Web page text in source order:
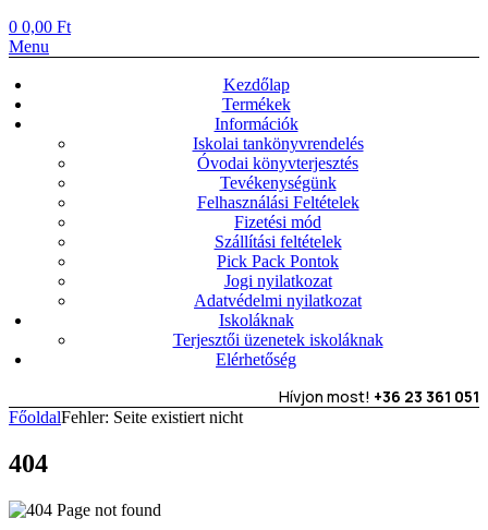
0 0,00 Ft
Menu
Kezdőlap
Termékek
Információk
Iskolai tankönyvrendelés
Óvodai könyvterjesztés
Tevékenységünk
Felhasználási Feltételek
Fizetési mód
Szállítási feltételek
Pick Pack Pontok
Jogi nyilatkozat
Adatvédelmi nyilatkozat
Iskoláknak
Terjesztői üzenetek iskoláknak
Elérhetőség
Hívjon most! +36 23 361 051
FőoldalFehler: Seite existiert nicht
404